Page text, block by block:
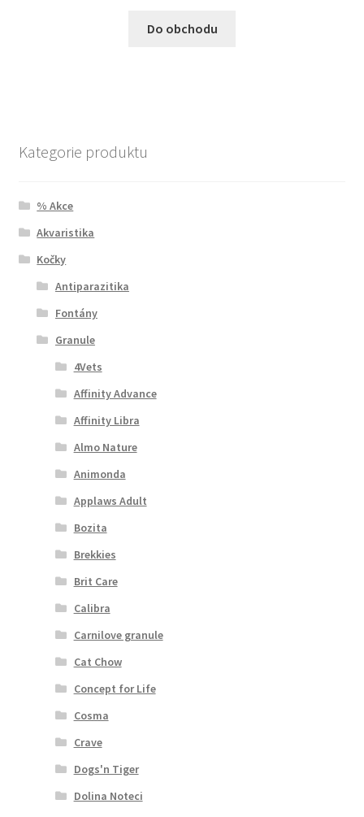
Do obchodu
Kategorie produktu
% Akce
Akvaristika
Kočky
Antiparazitika
Fontány
Granule
4Vets
Affinity Advance
Affinity Libra
Almo Nature
Animonda
Applaws Adult
Bozita
Brekkies
Brit Care
Calibra
Carnilove granule
Cat Chow
Concept for Life
Cosma
Crave
Dogs'n Tiger
Dolina Noteci